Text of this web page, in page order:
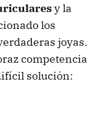
y la
los
joyas.
competencia
solución: